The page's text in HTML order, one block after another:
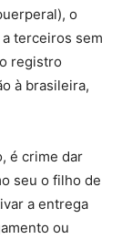
o
terceiros sem
registro
à brasileira,
é crime dar
seu o filho de
a entrega
ou